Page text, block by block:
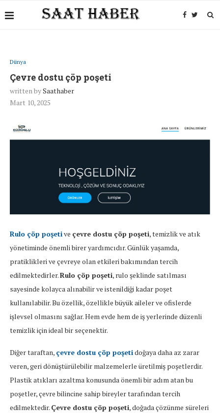
Dünya
Çevre dostu çöp poşeti
written bySaathaber
Mart 10, 2025
Rulo çöp poşetive çevre dostu çöp poşeti, temizlik ve atık
yönetiminde önemli birer yardımcıdır. Günlük yaşamda,
pratiklikleri ve çevreye olan etkileri bakımından tercih
edilmektedirler.Rulo çöp poşeti, rulo şeklinde satılması
sayesinde kolayca alınabilir ve istenildiği kadar poşet
kullanılabilir. Bu özellik, özellikle büyük aileler ve ofislerde
işlevsel olmasını sağlar. Hem evde hem de iş yerlerinde düzenli
temizlik için ideal bir seçenektir.
Diğer taraftan, çevre dostu çöp poşetidoğaya daha az zarar
veren, geri dönüştürülebilir malzemelerle üretilmiş poşetlerdir.
Plastik atıkları azaltma konusunda önemli bir adım atan bu
poşetler, çevre bilincine sahip bireyler tarafından tercih
edilmektedir. Çevre dostu çöp poşeti, doğada çözünme süreleri